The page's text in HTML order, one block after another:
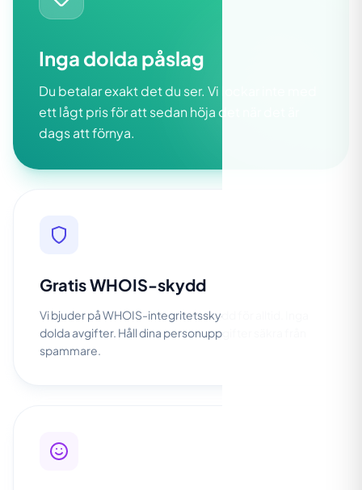
Inga dolda påslag
Du betalar exakt det du ser. Vi lockar inte med
ett lågt pris för att sedan höja det när det är
dags att förnya.
Gratis WHOIS-skydd
Vi bjuder på WHOIS-integritetsskydd för alltid. Inga
dolda avgifter. Håll dina personuppgifter säkra från
spammare.